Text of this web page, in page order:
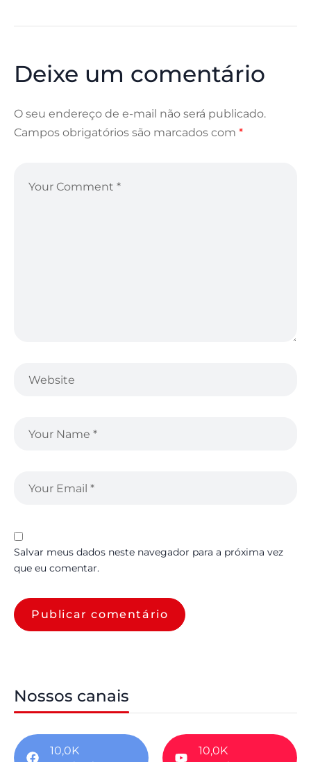
Deixe um comentário
O seu endereço de e-mail não será publicado.
Campos obrigatórios são marcados com *
Salvar meus dados neste navegador para a próxima vez
que eu comentar.
Nossos canais
10,0K 10,0K